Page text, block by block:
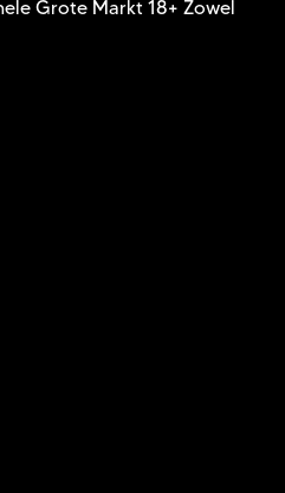
Grote Markt 18+ Zowel